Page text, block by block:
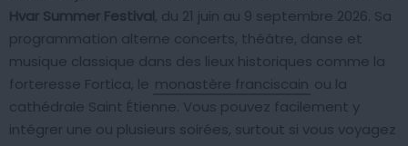
Hvar Summer Festival, du 21 juin au 9 septembre 2026. Sa
programmation alterne concerts, théâtre, danse et
musique classique dans des lieux historiques comme la
forteresse Fortica, le monastère franciscain ou la
cathédrale Saint Étienne. Vous pouvez facilement y
intégrer une ou plusieurs soirées, surtout si vous voyagez